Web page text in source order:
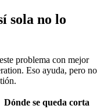
sola no lo
problema con mejor
Eso ayuda, pero no
Dónde se queda corta